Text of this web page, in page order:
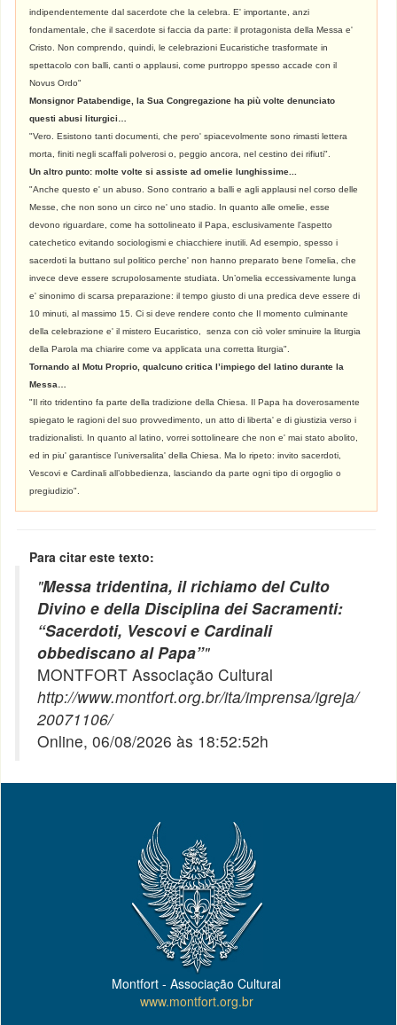
indipendentemente dal sacerdote che la celebra. E' importante, anzi
fondamentale, che il sacerdote si faccia da parte: il protagonista della Messa e'
Cristo. Non comprendo, quindi, le celebrazioni Eucaristiche trasformate in
spettacolo con balli, canti o applausi, come purtroppo spesso accade con il
Novus Ordo"
Monsignor Patabendige, la Sua Congregazione ha più volte denunciato
questi abusi liturgici…
"Vero. Esistono tanti documenti, che pero' spiacevolmente sono rimasti lettera
morta, finiti negli scaffali polverosi o, peggio ancora, nel cestino dei rifiuti".
Un altro punto: molte volte si assiste ad omelie lunghissime...
"Anche questo e' un abuso. Sono contrario a balli e agli applausi nel corso delle
Messe, che non sono un circo ne' uno stadio. In quanto alle omelie, esse
devono riguardare, come ha sottolineato il Papa, esclusivamente l'aspetto
catechetico evitando sociologismi e chiacchiere inutili. Ad esempio, spesso i
sacerdoti la buttano sul politico perche' non hanno preparato bene l’omelia, che
invece deve essere scrupolosamente studiata. Un’omelia eccessivamente lunga
e' sinonimo di scarsa preparazione: il tempo giusto di una predica deve essere di
10 minuti, al massimo 15. Ci si deve rendere conto che Il momento culminante
della celebrazione e' il mistero Eucaristico, senza con ciò voler sminuire la liturgia
della Parola ma chiarire come va applicata una corretta liturgia".
Tornando al Motu Proprio, qualcuno critica l’impiego del latino durante la
Messa…
"Il rito tridentino fa parte della tradizione della Chiesa. Il Papa ha doverosamente
spiegato le ragioni del suo provvedimento, un atto di liberta' e di giustizia verso i
tradizionalisti. In quanto al latino, vorrei sottolineare che non e' mai stato abolito,
ed in piu' garantisce l’universalita' della Chiesa. Ma lo ripeto: invito sacerdoti,
Vescovi e Cardinali all’obbedienza, lasciando da parte ogni tipo di orgoglio o
pregiudizio".
Para citar este texto:
"Messa tridentina, il richiamo del Culto
Divino e della Disciplina dei Sacramenti:
“Sacerdoti, Vescovi e Cardinali
obbediscano al Papa”"
MONTFORT Associação Cultural
http://www.montfort.org.br/ita/imprensa/igreja/
20071106/
Online, 06/08/2026 às 18:52:52h
Montfort - Associação Cultural
www.montfort.org.br